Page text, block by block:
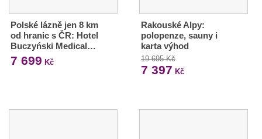
Polské lázně jen 8 km
od hranic s ČR: Hotel
Buczyński Medical…
7 699 Kč
Rakouské Alpy:
polopenze, sauny i
karta výhod
19 695 Kč
7 397 Kč